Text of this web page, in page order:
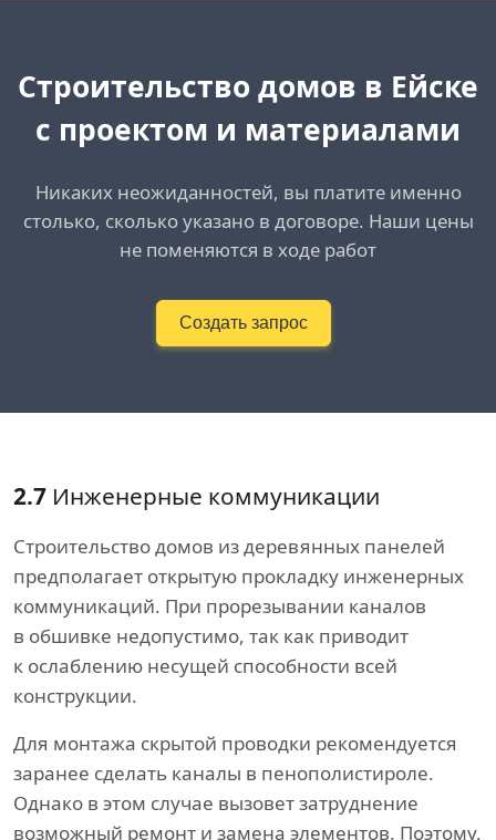
Cтроительство домов в Ейске
с проектом и материалами
Никаких неожиданностей, вы платите именно
столько, сколько указано в договоре. Наши цены
не поменяются в ходе работ
Создать запрос
2.7 Инженерные коммуникации
Строительство домов из деревянных панелей
предполагает открытую прокладку инженерных
коммуникаций. При прорезывании каналов
в обшивке недопустимо, так как приводит
к ослаблению несущей способности всей
конструкции.
Для монтажа скрытой проводки рекомендуется
заранее сделать каналы в пенополистироле.
Однако в этом случае вызовет затруднение
возможный ремонт и замена элементов. Поэтому,